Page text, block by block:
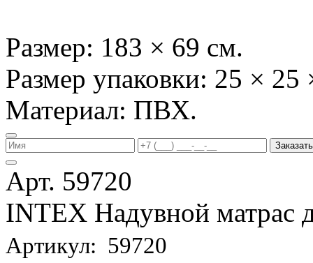
Размер: 183 × 69 см.
Размер упаковки: 25 × 25
Материал: ПВХ.
Заказать
Арт. 59720
INTEX Надувной матрас
Артикул: 59720